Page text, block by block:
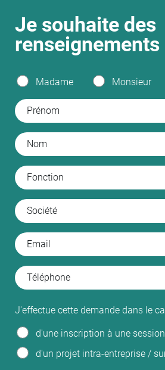
Je souhaite des
renseignements
Madame Monsieur
J'effectue cette demande dans le
d'une inscription à une
d'un projet intra-entreprise /